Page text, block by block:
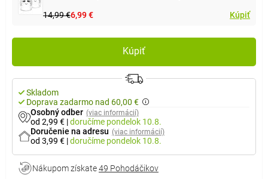
14,99 €6,99 € Kúpiť
Kúpiť
Skladom
Doprava zadarmo nad 60,00 €
Osobný odber (viac informácií)
od 2,99 € |doručíme pondelok 10.8.
Doručenie na adresu (viac informácií)
od 3,99 € |doručíme pondelok 10.8.
Nákupom získate49 Pohodáčikov